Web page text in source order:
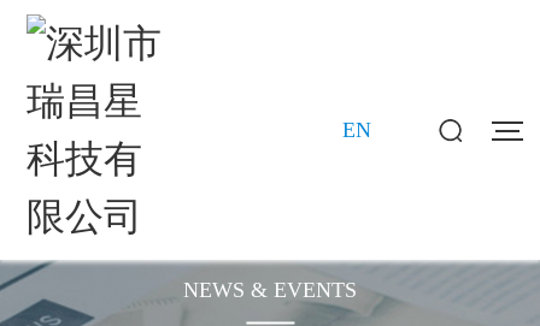
EN
NEWS & EVENTS